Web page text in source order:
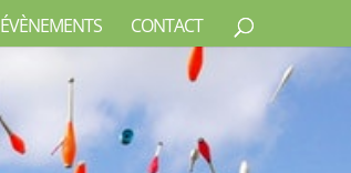
ÉVÈNEMENTS CONTACT